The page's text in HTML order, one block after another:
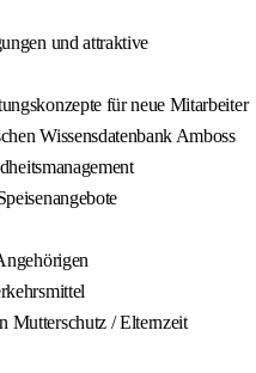
und attraktive
für neue Mitarbeiter
Wissensdatenbank Amboss
Mutterschutz / Elternzeit